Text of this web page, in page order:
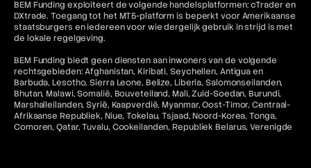
BEM Funding exploiteert de volgende handelsplatformen: cTrader en
DXtrade. Toegang tot het MT5-platform is beperkt voor Amerikaanse
staatsburgers en iedereen voor wie dergelijk gebruik in strijd is met
de lokale regelgeving.
BEM Funding biedt geen diensten aan inwoners van de volgende
rechtsgebieden: Afghanistan, Kiribati, Seychellen, Antigua en
Barbuda, Lesotho, Sierra Leone, Belize, Liberia, Salomonseilanden,
Bhutan, Malawi, Somalië, Bouveteiland, Mali, Zuid-Soedan, Burundi,
Marshalleilanden, Syrië, Kaapverdië, Myanmar, Oost-Timor, Centraal-
Afrikaanse Republiek, Niue, Tokelau, Tsjaad, Noord-Korea, Tonga,
Comoren, Qatar, Tuvalu, Cookeilanden, Republiek Belarus, Verenigde